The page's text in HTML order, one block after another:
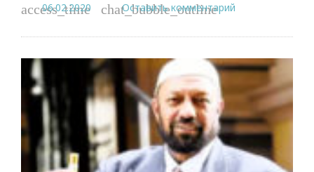
access_time
06.02.2020 chat_bubble_outline
Оставить комментарий